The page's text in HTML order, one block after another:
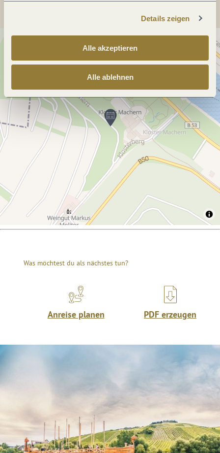
Details zeigen
Alle akzeptieren
Alle ablehnen
Was möchtest du als nächstes tun?
Anreise planen PDF erzeugen